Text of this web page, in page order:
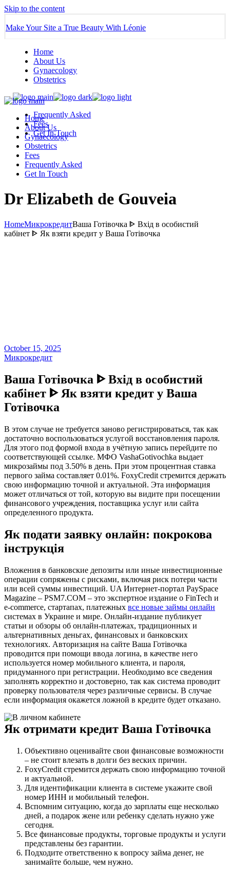
Skip to the content
Make Your Site a True Beauty With Léonie
Home
About Us
Gynaecology
Obstetrics
Frequently Asked
Fees
Get In Touch
Home
About Us
Gynaecology
Obstetrics
Fees
Frequently Asked
Get In Touch
Dr Elizabeth de Gouveia
HomeМикрокредитВаша Готівочка ᐈ Вхід в особистий
кабінет ᐈ Як взяти кредит у Ваша Готівочка
October 15, 2025
Микрокредит
Ваша Готівочка ᐈ Вхід в особистий
кабінет ᐈ Як взяти кредит у Ваша
Готівочка
В этом случае не требуется заново регистрироваться, так как
достаточно воспользоваться услугой восстановления пароля.
Для этого под формой входа в учётную запись перейдите по
соответствующей ссылке. МФО VashaGotivochka выдает
микрозаймы под 3.50% в день. При этом процентная ставка
первого займа составляет 0.01%. FoxyCredit стремится держать
свою информацию точной и актуальной. Эта информация
может отличаться от той, которую вы видите при посещении
финансового учреждения, поставщика услуг или сайта
определенного продукта.
Як подати заявку онлайн: покрокова
інструкція
Вложения в банковские депозиты или иные инвестиционные
операции сопряжены с рисками, включая риск потери части
или всей суммы инвестиций. UA Интернет-портал PaySpace
Magazine – PSM7.COM – это экспертное издание о FinTech и
e-commerce, стартапах, платежных все новые займы онлайн
системах в Украине и мире. Онлайн-издание публикует
статьи и обзоры об онлайн-платежах, традиционных и
альтернативных деньгах, финансовых и банковских
технологиях. Авторизация на сайте Ваша Готівочка
проводится при помощи ввода логина, в качестве него
используется номер мобильного клиента, и пароля,
придуманного при регистрации. Необходимо все сведения
заполнять корректно и достоверно, так как система проводит
проверку пользователя через различные сервисы. В случае
если информация окажется ложной в кредите будет отказано.
Як отримати кредит Ваша Готівочка
Объективно оценивайте свои финансовые возможности
– не стоит влезать в долги без веских причин.
FoxyCredit стремится держать свою информацию точной
и актуальной.
Для идентификации клиента в системе укажите свой
номер ИНН и мобильный телефон.
Вспомним ситуацию, когда до зарплаты еще несколько
дней, а подарок жене или ребенку сделать нужно уже
сегодня.
Все финансовые продукты, торговые продукты и услуги
представлены без гарантии.
Подходите ответственно к вопросу займа денег, не
занимайте больше, чем нужно.